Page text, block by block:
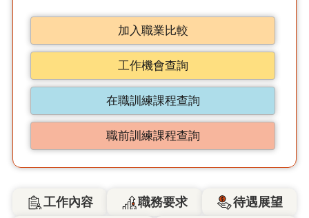
加入職業比較
工作機會查詢
在職訓練課程查詢
職前訓練課程查詢
工作內容 職務要求
待遇展望